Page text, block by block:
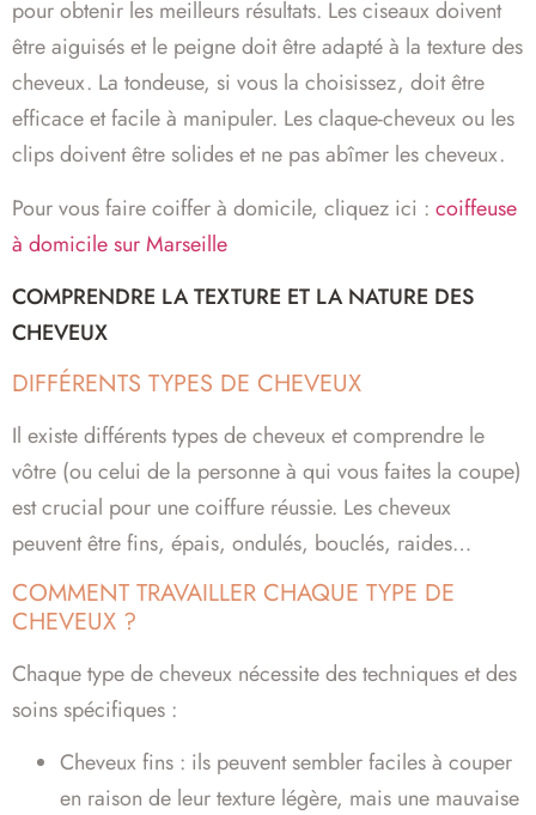
pour obtenir les meilleurs résultats. Les ciseaux doivent
être aiguisés et le peigne doit être adapté à la texture des
cheveux. La tondeuse, si vous la choisissez, doit être
efficace et facile à manipuler. Les claque-cheveux ou les
clips doivent être solides et ne pas abîmer les cheveux.
Pour vous faire coiffer à domicile, cliquez ici : coiffeuse
à domicile sur Marseille
COMPRENDRE LA TEXTURE ET LA NATURE DES
CHEVEUX
DIFFÉRENTS TYPES DE CHEVEUX
Il existe différents types de cheveux et comprendre le
vôtre (ou celui de la personne à qui vous faites la coupe)
est crucial pour une coiffure réussie. Les cheveux
peuvent être fins, épais, ondulés, bouclés, raides…
COMMENT TRAVAILLER CHAQUE TYPE DE
CHEVEUX ?
Chaque type de cheveux nécessite des techniques et des
soins spécifiques :
Cheveux fins : ils peuvent sembler faciles à couper
en raison de leur texture légère, mais une mauvaise